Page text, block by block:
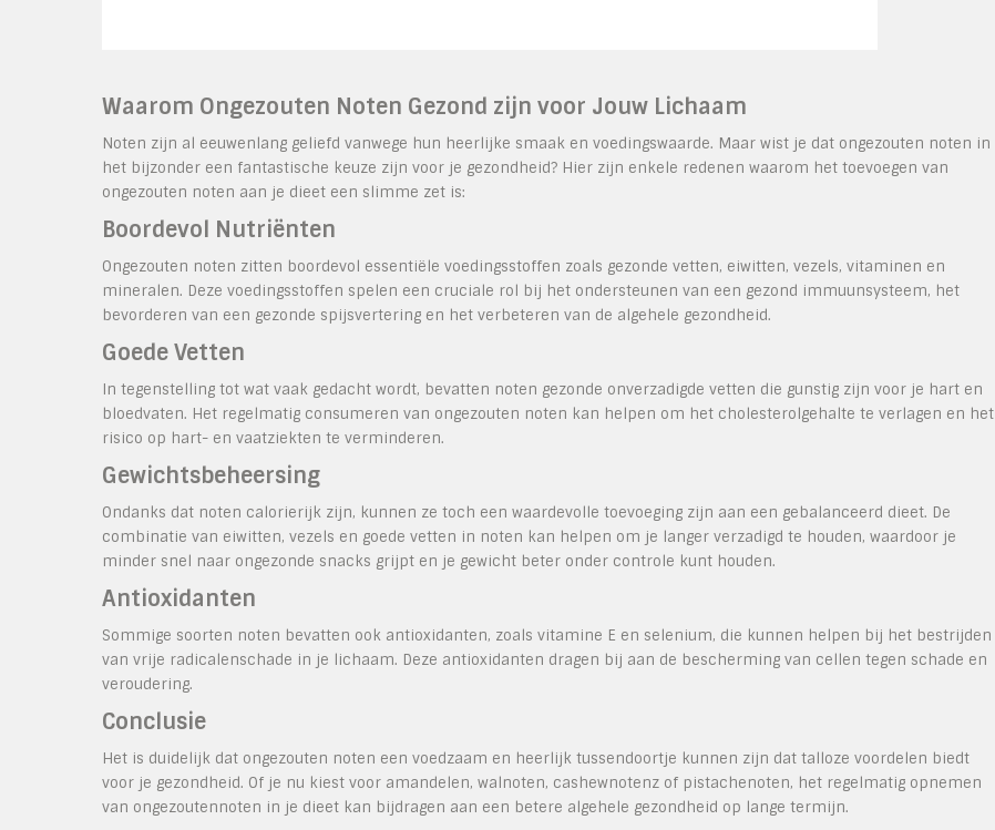
Waarom Ongezouten Noten Gezond zijn voor Jouw Lichaam
Noten zijn al eeuwenlang geliefd vanwege hun heerlijke smaak en voedingswaarde. Maar wist je dat ongezouten noten in
het bijzonder een fantastische keuze zijn voor je gezondheid? Hier zijn enkele redenen waarom het toevoegen van
ongezouten noten aan je dieet een slimme zet is:
Boordevol Nutriënten
Ongezouten noten zitten boordevol essentiële voedingsstoffen zoals gezonde vetten, eiwitten, vezels, vitaminen en
mineralen. Deze voedingsstoffen spelen een cruciale rol bij het ondersteunen van een gezond immuunsysteem, het
bevorderen van een gezonde spijsvertering en het verbeteren van de algehele gezondheid.
Goede Vetten
In tegenstelling tot wat vaak gedacht wordt, bevatten noten gezonde onverzadigde vetten die gunstig zijn voor je hart en
bloedvaten. Het regelmatig consumeren van ongezouten noten kan helpen om het cholesterolgehalte te verlagen en het
risico op hart- en vaatziekten te verminderen.
Gewichtsbeheersing
Ondanks dat noten calorierijk zijn, kunnen ze toch een waardevolle toevoeging zijn aan een gebalanceerd dieet. De
combinatie van eiwitten, vezels en goede vetten in noten kan helpen om je langer verzadigd te houden, waardoor je
minder snel naar ongezonde snacks grijpt en je gewicht beter onder controle kunt houden.
Antioxidanten
Sommige soorten noten bevatten ook antioxidanten, zoals vitamine E en selenium, die kunnen helpen bij het bestrijden
van vrije radicalenschade in je lichaam. Deze antioxidanten dragen bij aan de bescherming van cellen tegen schade en
veroudering.
Conclusie
Het is duidelijk dat ongezouten noten een voedzaam en heerlijk tussendoortje kunnen zijn dat talloze voordelen biedt
voor je gezondheid. Of je nu kiest voor amandelen, walnoten, cashewnotenz of pistachenoten, het regelmatig opnemen
van ongezoutennoten in je dieet kan bijdragen aan een betere algehele gezondheid op lange termijn.